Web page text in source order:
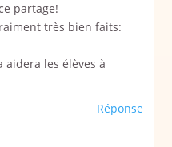
partage!
très bien faits:
aidera les élèves à
Réponse